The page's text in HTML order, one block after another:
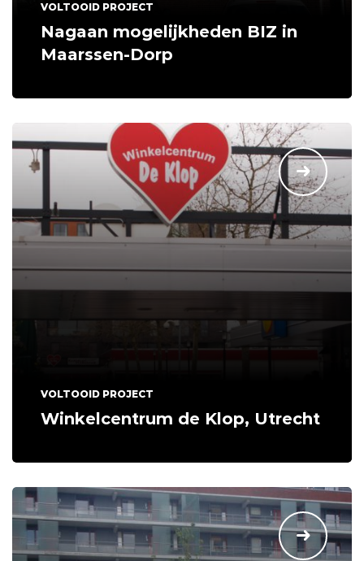
VOLTOOID PROJECT
Nagaan mogelijkheden BIZ in
Maarssen-Dorp
VOLTOOID PROJECT
Winkelcentrum de Klop, Utrecht